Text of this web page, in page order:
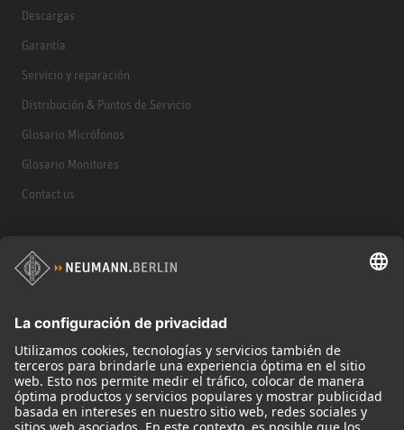
Descargas
Garantía
Servicio y reparación
Distribución & Puntos de Servicio
Glosario Micrófonos
Glosario Monitores
Contact us
Micrófonos
Monitores
Monitor Accessories
Auriculares
Micrófonos Legendarios